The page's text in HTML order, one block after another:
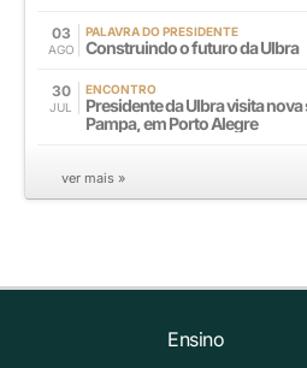
03
AGO
PALAVRA DO PRESIDENTE
Construindo o futuro da Ulbra
30
JUL
ENCONTRO
Presidente da Ulbra visita nova
Pampa, em Porto Alegre
ver mais »
Ensino